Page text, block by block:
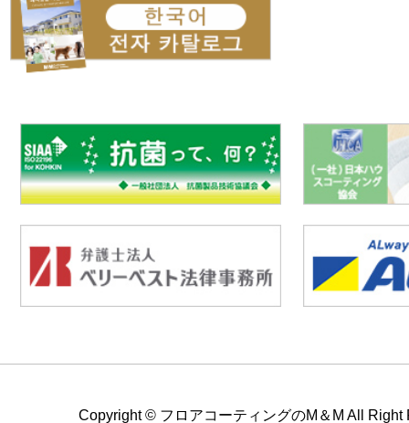
Copyright © フロアコーティングのM＆M All Right